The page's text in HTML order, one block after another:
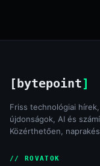
[bytepoint]
Friss technológiai
újdonságok, AI és
Közérthetően,
// ROVATOK